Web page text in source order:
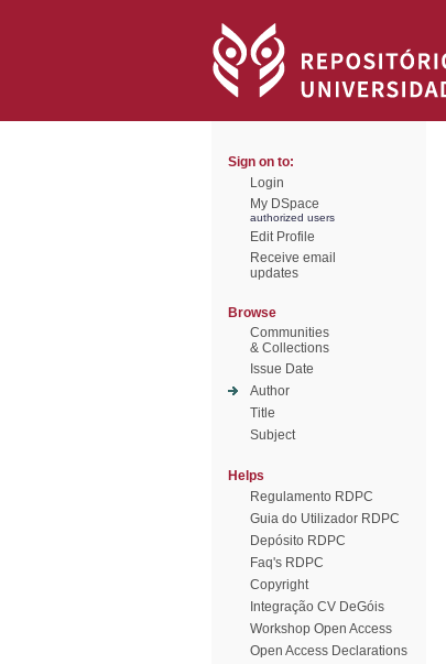
Sign on to:
Login
My DSpace
authorized users
Edit Profile
Receive email
updates
Browse
Communities
& Collections
Issue Date
Author
Title
Subject
Helps
Regulamento RDPC
Guia do Utilizador RDPC
Depósito RDPC
Faq's RDPC
Copyright
Integração CV DeGóis
Workshop Open Access
Open Access Declarations